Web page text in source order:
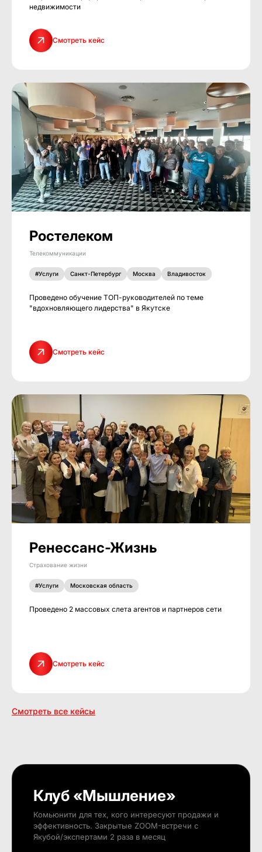
недвижимости
Смотреть кейс
Ростелеком
Телекоммуникации
#Услуги Cанкт-Петербург Москва Владивосток
Проведено обучение ТОП-руководителей по теме
"вдохновляющего лидерства" в Якутске
Смотреть кейс
Ренессанс-Жизнь
Страхование жизни
#Услуги Московская область
Проведено 2 массовых слета агентов и партнеров сети
Смотреть кейс
Смотреть все кейсы
Клуб «Мышление»
Комьюнити для тех, кого интересуют продажи и
эффективность. Закрытые ZOOM-встречи с
Якубой/экспертами 2 раза в месяц